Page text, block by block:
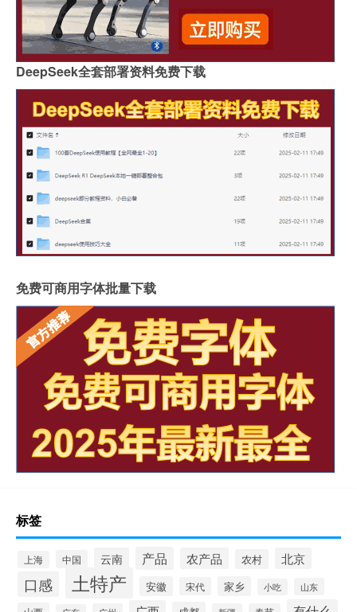
DeepSeek全套部署资料免费下载
免费可商用字体批量下载
标签
上海 中国 云南 产品 农产品 农村 北京
口感 土特产 安徽 宋代 家乡 小吃 山东